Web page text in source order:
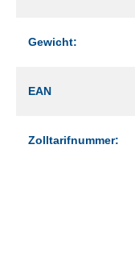
Gewicht:
EAN
Zolltarifnummer: